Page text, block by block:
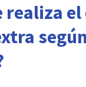
realiza